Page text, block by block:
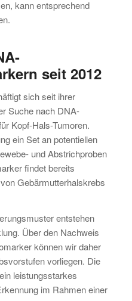
kann entsprechend
seit 2012
sich seit ihrer
Suche nach DNA-
Kopf-Hals-Tumoren.
ein Set an potentiellen
und Abstrichproben
findet bereits
Gebärmutterhalskrebs
entstehen
Über den Nachweis
können wir daher
vorliegen. Die
leistungsstarkes
im Rahmen einer